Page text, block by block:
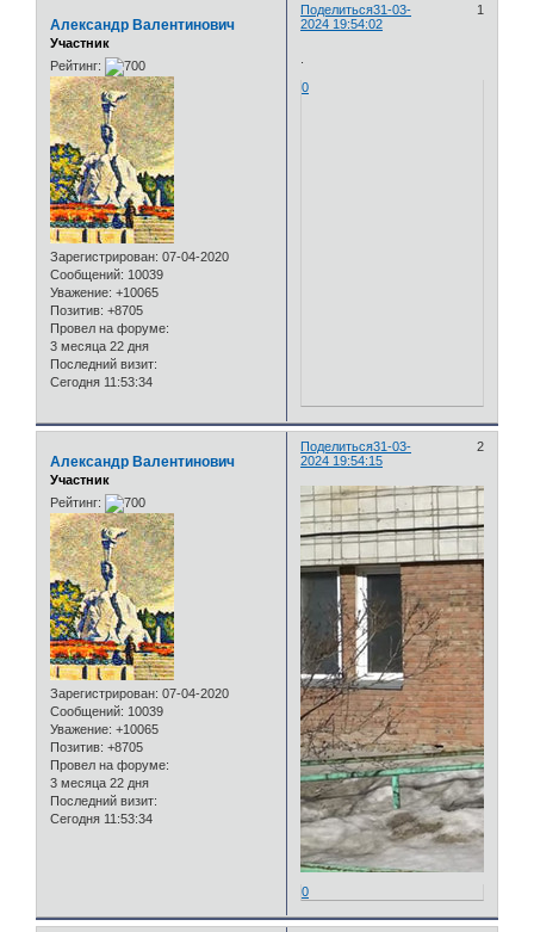
Поделиться 1
31-03-
2024 19:54:02
Александр Валентинович
Участник
Рейтинг:
Зарегистрирован: 07-04-2020
Сообщений: 10039
Уважение: +10065
Позитив: +8705
Провел на форуме:
3 месяца 22 дня
Последний визит:
Сегодня 11:53:34
0
Поделиться 2
31-03-
2024 19:54:15
Александр Валентинович
Участник
Рейтинг:
Зарегистрирован: 07-04-2020
Сообщений: 10039
Уважение: +10065
Позитив: +8705
Провел на форуме:
3 месяца 22 дня
Последний визит:
Сегодня 11:53:34
0